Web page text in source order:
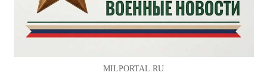
MILPORTAL.RU